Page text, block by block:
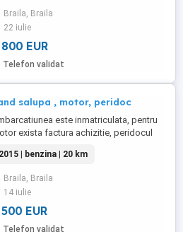
inlocuiit garnitura de chiulasa,
tobele cu tobe de Dacia, pompa
frana NOUA de ARO, inlocuit toate
Montat ...
Braila, Braila
22 iulie
EUR
Telefon validat
salupa , motor, peridoc
este inmatriculata, pentru
exista factura achizitie, peridocul
Nu aveti de investit nimic , totul
funcional. La pachet mai primiti 4
de salvare, 3 pagai, 4baloane
alt motor de 40 CP, 2T care a
pe barca ...
2015 | benzina | 20 km
Braila, Braila
14 iulie
EUR
Telefon validat